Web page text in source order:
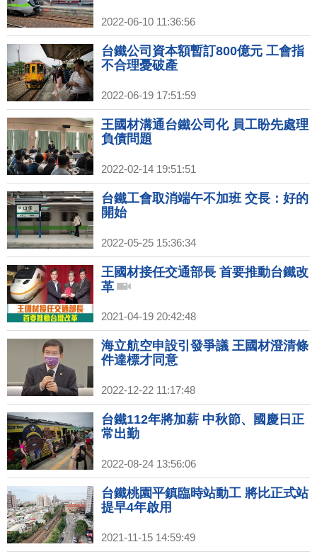
2022-06-10 11:36:56
台鐵公司資本額暫訂800億元 工會指
不合理憂破產
2022-06-19 17:51:59
王國材溝通台鐵公司化 員工盼先處理
負債問題
2022-02-14 19:51:51
台鐵工會取消端午不加班 交長：好的
開始
2022-05-25 15:36:34
王國材接任交通部長 首要推動台鐵改
革
2021-04-19 20:42:48
海立航空申設引發爭議 王國材澄清條
件達標才同意
2022-12-22 11:17:48
台鐵112年將加薪 中秋節、國慶日正
常出勤
2022-08-24 13:56:06
台鐵桃園平鎮臨時站動工 將比正式站
提早4年啟用
2021-11-15 14:59:49